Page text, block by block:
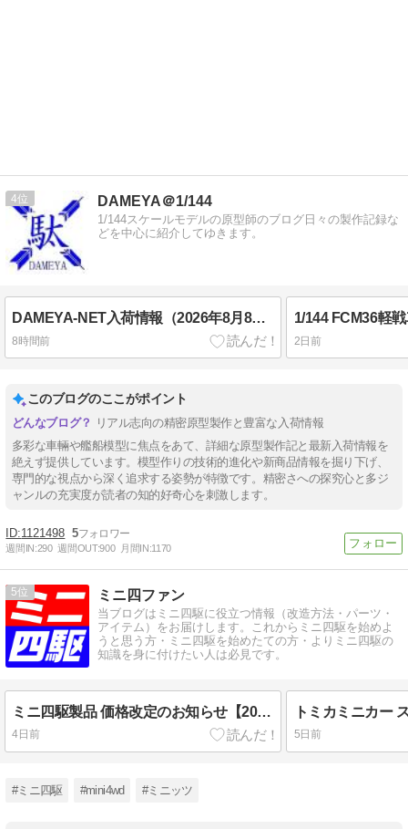
4 DAMEYA＠1/144
1/144スケールモデルの原型師のブログ日々の製作記録な
どを中心に紹介してゆきます。
DAMEYA-NET入荷情報（2026年8月8日）
8時間前
1/144 FCM36軽
2日前
このブログのここがポイント
リアル志向の精密原型製作と豊富な入荷情報
多彩な車輛や艦船模型に焦点をあて、詳細な原型製作記と最新入荷情報を
絶えず提供しています。模型作りの技術的進化や新商品情報を掘り下げ、
専門的な視点から深く追求する姿勢が特徴です。精密さへの探究心と多ジ
ャンルの充実度が読者の知的好奇心を刺激します。
1121498 5
週間IN:290 週間OUT:900 月間IN:1170
5 ミニ四ファン
当ブログはミニ四駆に役立つ情報（改造方法・パーツ・
アイテム）をお届けします。これからミニ四駆を始めよ
うと思う方・ミニ四駆を始めたての方・よりミニ四駆の
知識を身に付けたい人は必見です。
ミニ四駆製品 価格改定のお知らせ【2026年7月発表】<タミヤ・TAMIYA＞
4日前 5日前
#ミニ四駆 #mini4wd #ミニッツ